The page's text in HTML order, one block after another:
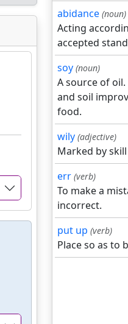
abidance (noun)
Acting
accepted
soy (noun)
A source of
and soil
food.
wily (adjective)
Marked by
err (verb)
To make a
incorrect.
put up (verb)
Place so as to